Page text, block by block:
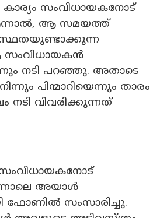
സംവിധായകനോട്
ആ സമയത്ത്
സംവിധായകൻ
നടി പറഞ്ഞു. അതാടെ
പിന്മാറിയെന്നും താരം
നടി വിവരിക്കുന്നത്
അയാൾ
ഫോണിൽ സംസാരിച്ചു.